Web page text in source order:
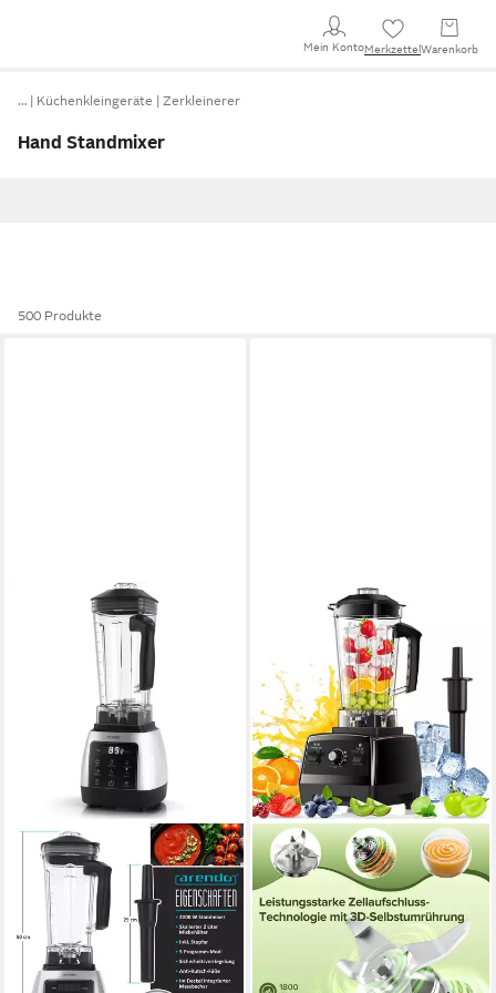
Mein KontoMerkzettel Warenkorb
… Küchenkleingeräte Zerkleinerer
Hand Standmixer
500 Produkte